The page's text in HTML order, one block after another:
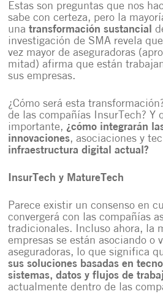
Estas son preguntas que nos
sabe con certeza, pero la
unatransformación sustancial
investigación de SMA revela
vez mayor de aseguradoras
mitad) afirma que están
sus empresas.
¿Cómo será esta
de las compañías InsurTech? Y
importante, ¿cómo integrarán
innovaciones, asociaciones y
infraestructura digital actual?
InsurTech y MatureTech
Parece existir un consenso en
convergerá con las compañías
tradicionales. Incluso ahora, la
empresas se están asociando o
aseguradoras, lo que significa
sussoluciones basadas en
sistemas, datos y flujos de
actualmente dentro de las